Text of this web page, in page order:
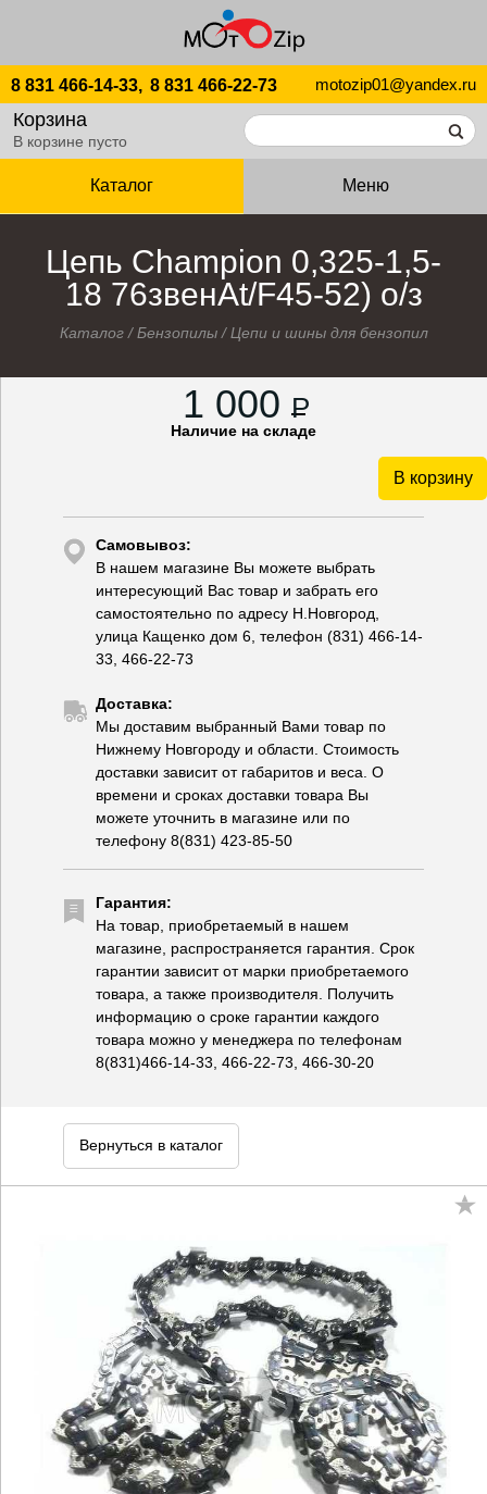
8 831 466-14-33, 8 831 466-22-73 motozip01@yandex.ru
Корзина
В корзине пусто
Каталог Меню
Цепь Champion 0,325-1,5-
18 76звенAt/F45-52) о/з
Каталог/Бензопилы/Цепи и шины для бензопил
1 000 P
Наличие на складе
В корзину
Самовывоз:
В нашем магазине Вы можете выбрать
интересующий Вас товар и забрать его
самостоятельно по адресу Н.Новгород,
улица Кащенко дом 6, телефон (831) 466-14-
33, 466-22-73
Доставка:
Мы доставим выбранный Вами товар по
Нижнему Новгороду и области. Стоимость
доставки зависит от габаритов и веса. О
времени и сроках доставки товара Вы
можете уточнить в магазине или по
телефону 8(831) 423-85-50
Гарантия:
На товар, приобретаемый в нашем
магазине, распространяется гарантия. Срок
гарантии зависит от марки приобретаемого
товара, а также производителя. Получить
информацию о сроке гарантии каждого
товара можно у менеджера по телефонам
8(831)466-14-33, 466-22-73, 466-30-20
Вернуться в каталог